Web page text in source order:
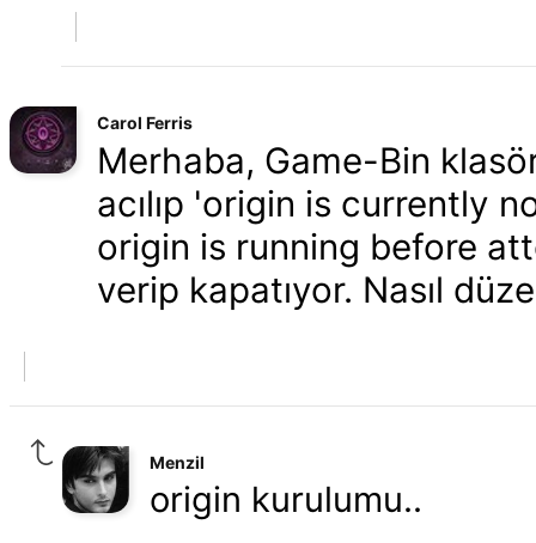
Carol Ferris
Merhaba, Game-Bin
acılıp 'origin is currently
origin is running before
verip kapatıyor. Nasıl
Menzil
origin kurulumu..